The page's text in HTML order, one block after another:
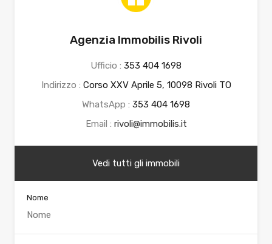
Agenzia Immobilis Rivoli
Ufficio : 353 404 1698
Indirizzo : Corso XXV Aprile 5, 10098 Rivoli TO
WhatsApp : 353 404 1698
Email : rivoli@immobilis.it
Vedi tutti gli immobili
Nome